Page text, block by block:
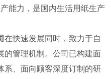
能力，是国内生活用纸生产
在快速发展同时，致力于自
的管理机制。公司已构建面
系、面向顾客深度订制的研